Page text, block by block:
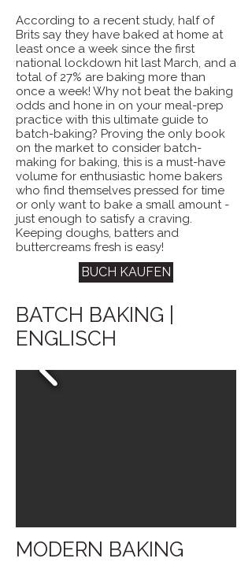
According to a recent study, half of
Brits say they have baked at home at
least once a week since the first
national lockdown hit last March, and a
total of 27% are baking more than
once a week! Why not beat the baking
odds and hone in on your meal-prep
practice with this ultimate guide to
batch-baking? Proving the only book
on the market to consider batch-
making for baking, this is a must-have
volume for enthusiastic home bakers
who find themselves pressed for time
or only want to bake a small amount -
just enough to satisfy a craving.
Keeping doughs, batters and
buttercreams fresh is easy!
BUCH KAUFEN
BATCH BAKING |
ENGLISCH
MODERN BAKING